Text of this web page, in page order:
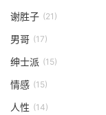
谢胜子 (21)
男哥 (17)
绅士派 (15)
情感 (15)
人性 (14)